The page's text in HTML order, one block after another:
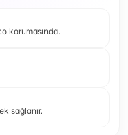
korumasında.
sağlanır.